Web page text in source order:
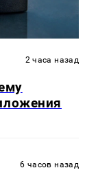
2 часа назад
6 часов назад